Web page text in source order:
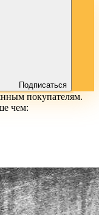
Подписаться
покупателям.
чем: